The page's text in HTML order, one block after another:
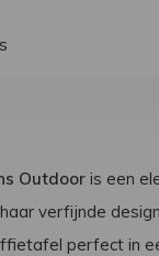
Outdooris een
verfijnde
perfect in